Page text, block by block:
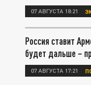
07 АВГУСТА 18:21
Россия ставит
будет дальше –
07 АВГУСТА 17:21